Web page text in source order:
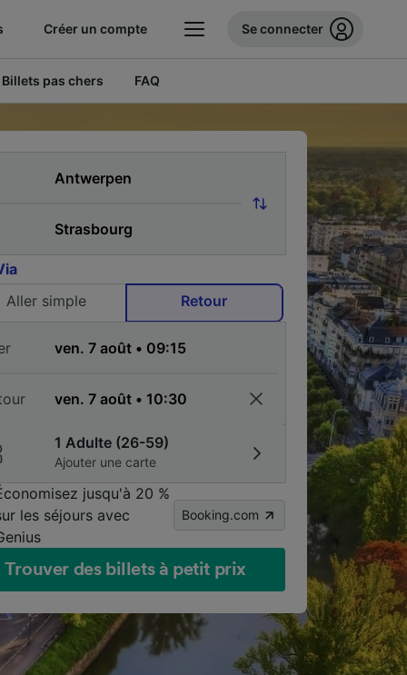
Créer un compte Se connecter
Billets pas chers FAQ
Aller simple
Retour
1 Adulte (26-59)
Ajouter une carte
jusqu'à 20 %
les séjours avec
Booking.com
Trouver des billets à petit prix